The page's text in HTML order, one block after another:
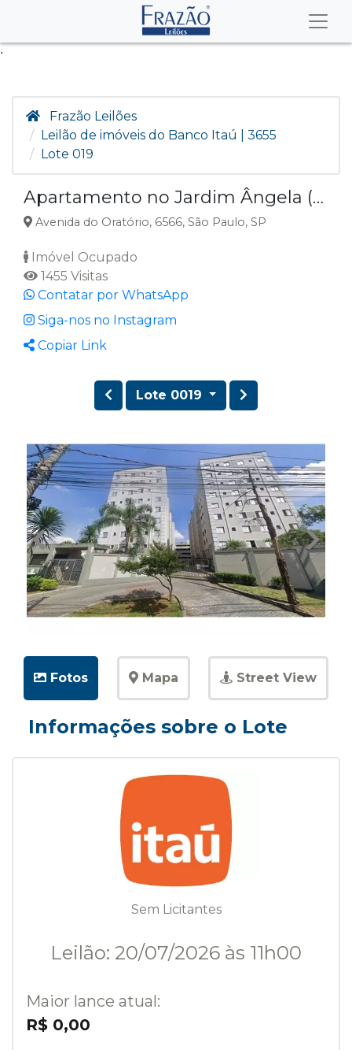
.
Frazão Leilões
Leilão de imóveis do Banco Itaú | 3655
Lote 019
Apartamento no Jardim Ângela (Zona Leste), São Paulo SP
Avenida do Oratório, 6566, São Paulo, SP
Imóvel Ocupado
1455 Visitas
Contatar por WhatsApp
Siga-nos no Instagram
Copiar Link
Lote 0019
Fotos Mapa Street View
Informações sobre o Lote
Sem Licitantes
Leilão: 20/07/2026 às 11h00
Maior lance atual:
R$ 0,00